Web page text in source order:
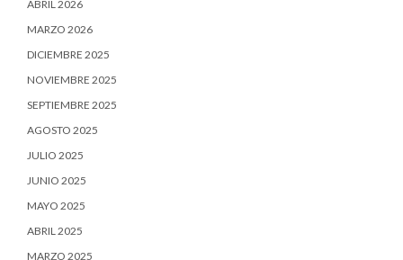
ABRIL 2026
MARZO 2026
DICIEMBRE 2025
NOVIEMBRE 2025
SEPTIEMBRE 2025
AGOSTO 2025
JULIO 2025
JUNIO 2025
MAYO 2025
ABRIL 2025
MARZO 2025